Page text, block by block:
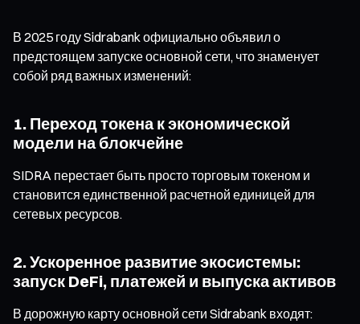
В 2025 году Sidrabank официально объявил о
предстоящем запуске основной сети, что знаменует
собой ряд важных изменений:
1. Переход токена к экономической
модели на блокчейне
SIDRA перестает быть просто торговым токеном и
становится единственной расчетной единицей для
сетевых ресурсов.
2. Ускоренное развитие экосистемы:
запуск DeFi, платежей и выпуска активов
В дорожную карту основной сети Sidrabank входят: